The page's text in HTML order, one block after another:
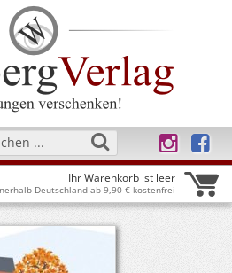
Ihr Warenkorb ist leer
Deutschland ab 9,90 € kostenfrei